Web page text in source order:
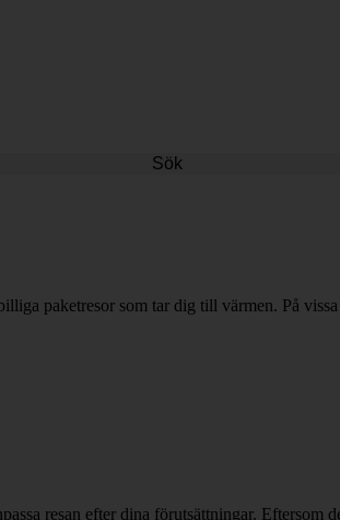
Sök
paketresor som tar dig till värmen. På
resan efter dina förutsättningar. Eftersom